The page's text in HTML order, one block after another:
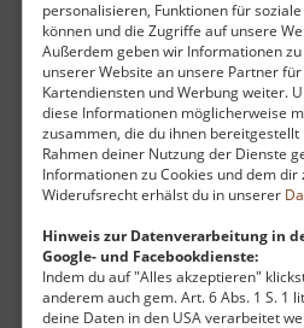
personalisieren, Funktionen für
können und die Zugriffe auf unsere
Außerdem geben wir Informationen
unserer Website an unsere Partner
Kartendiensten und Werbung weiter.
diese Informationen möglicherweise
zusammen, die du ihnen
Rahmen deiner Nutzung der Dienste
Informationen zu Cookies und dem dir
Widerufsrecht erhälst du in unserer
Hinweis zur Datenverarbeitung in
Google- und Facebookdienste:
Indem du auf "Alles akzeptieren"
anderem auch gem. Art. 6 Abs. 1 S. 1
deine Daten in den USA verarbeitet
Bis 1945 blieb die Burg in
Buquoy, später beher.. »
Brückenklippe
Wolkensteiner Schweiz /
aktuell vom 23.07.2024 / Zugriffe: 45783
8 km vom aktuellen Standort